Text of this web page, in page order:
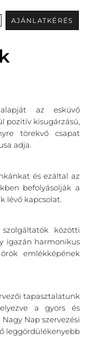
AJÁNLATKÉRÉS
az esküvő
pozitív kisugárzású,
törekvő csapat
adja.
és ezáltal az
befolyásolják a
lévő kapcsolat.
közötti
igazán harmonikus
emlékképének
tapasztalatunk
a gyors és
Nap szervezési
leggördülékenyebb